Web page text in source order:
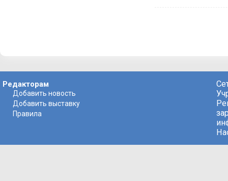
Редакторам
Добавить новость
Добавить выставку
Правила